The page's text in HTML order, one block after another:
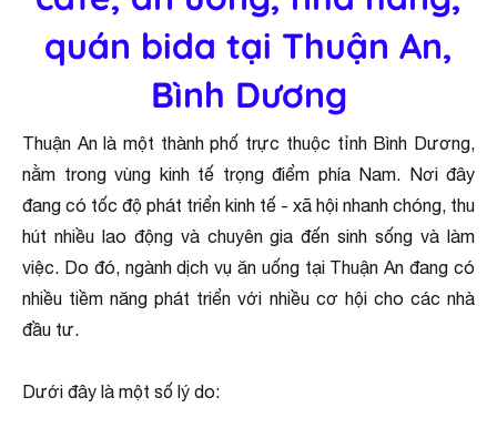
quán bida tại Thuận An,
Bình Dương
Thuận An là một thành phố trực thuộc tỉnh Bình Dương,
nằm trong vùng kinh tế trọng điểm phía Nam. Nơi đây
đang có tốc độ phát triển kinh tế - xã hội nhanh chóng, thu
hút nhiều lao động và chuyên gia đến sinh sống và làm
việc. Do đó, ngành dịch vụ ăn uống tại Thuận An đang có
nhiều tiềm năng phát triển với nhiều cơ hội cho các nhà
đầu tư.
Dưới đây là một số lý do: